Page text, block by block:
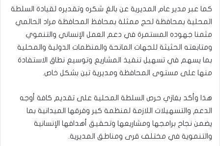
كما عبر مدير عام المديرية عن بالغ شكره وتقديره لقيادة السلطة
المحلية بمحافظة لحج ممثلة بمحافظ المحافظة مراد الحالمي
مثمنا جهوده المستمرة في دعم العمل الإنساني والتنموي
ومتابعته الحثيثة للجهات المانحة والمنظمات الدولية والمحلية
بما يسهم في تسهيل تنفيذ المشاريع وتوسيع نطاق الاستفادة
منها على مستوى المحافظة ومديرية تبن بشكل خاص.
هذا وأكد بغازي حرص السلطة المحلية على تقديم كافة أوجه
الدعم والتسهيلات اللازمة لمنظمة كير وفرقها الميدانية بما
يضمن نجاح برامجها ومشاريعها وتحقيق أهدافها الإنسانية
والتنموية في مختلف قرى ومناطق المديرية.